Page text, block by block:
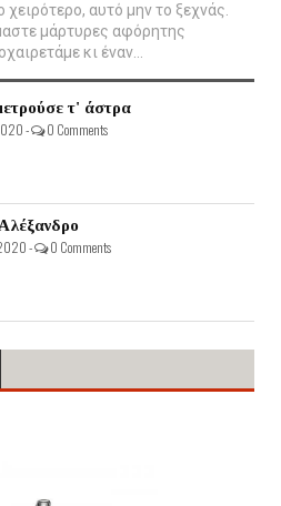
αυτό μην το ξεχνάς.
μάρτυρες αφόρητης
κι έναν...
τ' άστρα
- 0 Comments
- 0 Comments